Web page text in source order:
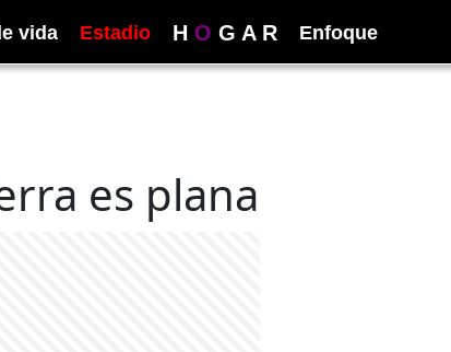
vida Estadio H O G A R Enfoque
es plana